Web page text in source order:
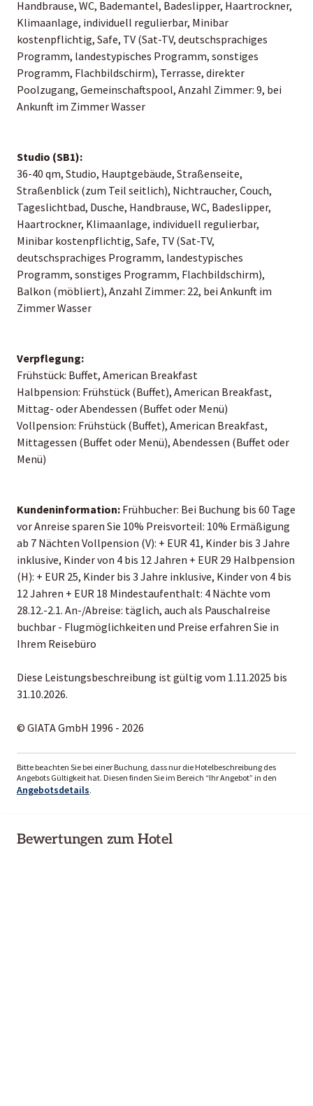
Handbrause, WC, Bademantel, Badeslipper, Haartrockner,
Klimaanlage, individuell regulierbar, Minibar
kostenpflichtig, Safe, TV (Sat-TV, deutschsprachiges
Programm, landestypisches Programm, sonstiges
Programm, Flachbildschirm), Terrasse, direkter
Poolzugang, Gemeinschaftspool, Anzahl Zimmer: 9, bei
Ankunft im Zimmer Wasser
Studio (SB1):
36-40 qm, Studio, Hauptgebäude, Straßenseite,
Straßenblick (zum Teil seitlich), Nichtraucher, Couch,
Tageslichtbad, Dusche, Handbrause, WC, Badeslipper,
Haartrockner, Klimaanlage, individuell regulierbar,
Minibar kostenpflichtig, Safe, TV (Sat-TV,
deutschsprachiges Programm, landestypisches
Programm, sonstiges Programm, Flachbildschirm),
Balkon (möbliert), Anzahl Zimmer: 22, bei Ankunft im
Zimmer Wasser
Verpflegung:
Frühstück: Buffet, American Breakfast
Halbpension: Frühstück (Buffet), American Breakfast,
Mittag- oder Abendessen (Buffet oder Menü)
Vollpension: Frühstück (Buffet), American Breakfast,
Mittagessen (Buffet oder Menü), Abendessen (Buffet oder
Menü)
Kundeninformation: Frühbucher: Bei Buchung bis 60 Tage
vor Anreise sparen Sie 10% Preisvorteil: 10% Ermäßigung
ab 7 Nächten Vollpension (V): + EUR 41, Kinder bis 3 Jahre
inklusive, Kinder von 4 bis 12 Jahren + EUR 29 Halbpension
(H): + EUR 25, Kinder bis 3 Jahre inklusive, Kinder von 4 bis
12 Jahren + EUR 18 Mindestaufenthalt: 4 Nächte vom
28.12.-2.1. An-/Abreise: täglich, auch als Pauschalreise
buchbar - Flugmöglichkeiten und Preise erfahren Sie in
Ihrem Reisebüro
Diese Leistungsbeschreibung ist gültig vom 1.11.2025 bis
31.10.2026.
© GIATA GmbH 1996 - 2026
Bitte beachten Sie bei einer Buchung, dass nur die Hotelbeschreibung des
Angebots Gültigkeit hat. Diesen finden Sie im Bereich “Ihr Angebot” in den
Angebotsdetails.
Bewertungen zum Hotel